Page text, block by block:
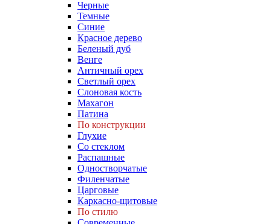
Черные
Темные
Синие
Красное дерево
Беленый дуб
Венге
Античный орех
Светлый орех
Слоновая кость
Махагон
Патина
По конструкции
Глухие
Со стеклом
Распашные
Одностворчатые
Филенчатые
Царговые
Каркасно-щитовые
По стилю